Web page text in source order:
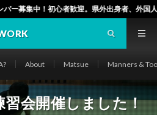
心者歓迎。県外出身者、外国人もぜひ！（
About Matsue Manners &
会開催しました！